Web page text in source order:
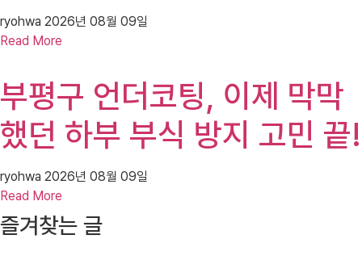
ryohwa 2026년 08월 09일
Read More
부평구 언더코팅, 이제 막막
했던 하부 부식 방지 고민 끝!
ryohwa 2026년 08월 09일
Read More
즐겨찾는 글